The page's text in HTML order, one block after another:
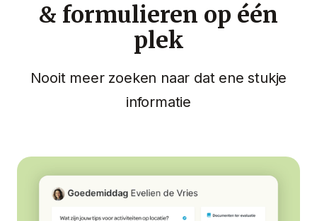
& formulieren op één
plek
Nooit meer zoeken naar dat ene stukje
informatie